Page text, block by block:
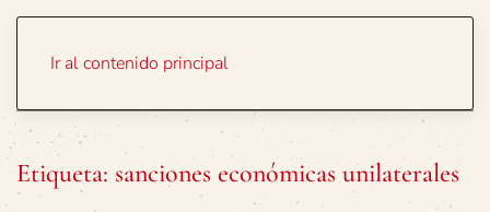
Ir al contenido principal
Etiqueta: sanciones económicas unilaterales